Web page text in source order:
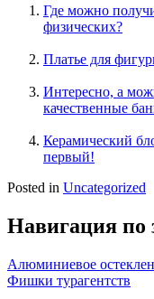
Где можно
физических?
Платье для
Интересно, а
качественные
Керамический
первый!
Posted in Uncategorized
Навигация по
Алюминиевое
Фишки турагентств